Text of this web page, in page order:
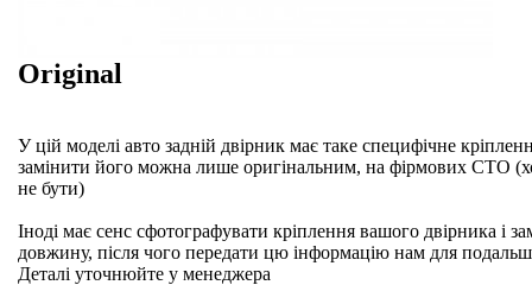
Original
У цій моделі авто задній двірник має таке специфічне
замінити його можна лише оригінальним, на фірмових СТО
не бути)
Іноді має сенс сфотографувати кріплення вашого двірника і
довжину, після чого передати цю інформацію нам для
Деталі уточнюйте у менеджера